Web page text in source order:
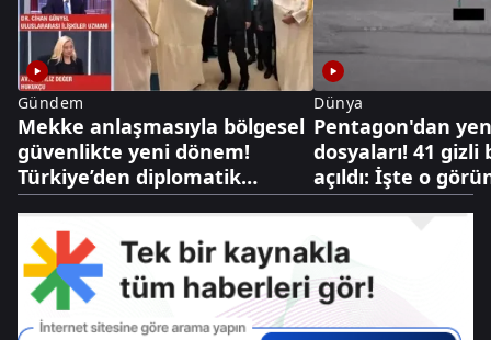
Gündem
Mekke anlaşmasıyla bölgesel
güvenlikte yeni dönem!
Türkiye’den diplomatik
caydırıcılık hamlesi
Dünya
Pentagon'dan
dosyaları! 41 gizli
açıldı: İşte o